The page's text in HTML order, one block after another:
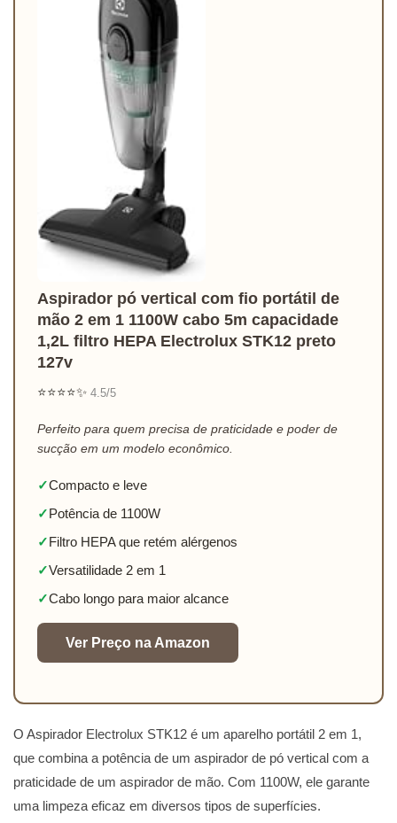
Aspirador pó vertical com fio portátil de
mão 2 em 1 1100W cabo 5m capacidade
1,2L filtro HEPA Electrolux STK12 preto
127v
⭐⭐⭐⭐✨ 4.5/5
Perfeito para quem precisa de praticidade e poder de
sucção em um modelo econômico.
✓Compacto e leve
✓Potência de 1100W
✓Filtro HEPA que retém alérgenos
✓Versatilidade 2 em 1
✓Cabo longo para maior alcance
Ver Preço na Amazon
O Aspirador Electrolux STK12 é um aparelho portátil 2 em 1,
que combina a potência de um aspirador de pó vertical com a
praticidade de um aspirador de mão. Com 1100W, ele garante
uma limpeza eficaz em diversos tipos de superfícies.